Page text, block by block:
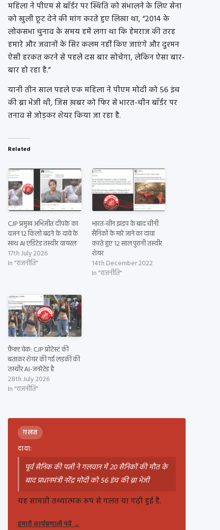
महिला ने पीएम से बॉर्डर पर स्थिति को संभालने के लिए सेना
को खुली छूट देने की मांग करते हुए लिखा था, “2014 के
लोकसभा चुनाव के समय हमें लगा था कि हेमराज की तरह
हमारे और जवानों के सिर कलम नहीं किए जाएंगे और दुश्मन
ऐसी हरकत करने से पहले दस बार सोचेगा, लेकिन ऐसा बार-
बार हो रहा है.”
यानी तीन साल पहले एक महिला ने पीएम मोदी को 56 इंच
की ब्रा भेजी थी, जिस ख़बर को फिर से भारत-चीन बॉर्डर पर
तनाव से जोड़कर शेयर किया जा रहा है.
Related
CJP प्रमुख अभिजीत दीपके का
वजन 12 किलो बढ़ने के दावे के
साथ AI एडिटेड तस्वीर वायरल
17th July 2026
In "राजनीति"
भारत-चीन झड़प के बाद चीनी
सैनिकों के मारे जाने का दावा
करते हुए 12 साल पुरानी तस्वीर
शेयर
14th December 2022
In "राजनीति"
फ़ैक्ट चेक: CJP प्रोटेस्ट की
बताकर शेयर की गई लड़की की
तस्वीर AI-जनरेटेड है
28th July 2026
In "राजनीति"
ग़लत
दावा:
पूर्व सैनिक की पत्नी ने गलवान में 20 सैनिकों की मौत के
बाद प्रधानमंत्री नरेंद्र मोदी को 56 इंच की ब्रा भेजी
यह सामग्री तथ्यात्मक रूप से गलत या गढ़ी हुई है.
हमारी कार्यप्रणाली पढ़ें→